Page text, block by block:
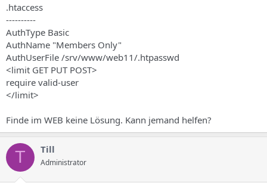
e
s
.htaccess
----------
AuthType Basic
AuthName "Members Only"
AuthUserFile /srv/www/web11/.htpasswd
<limit GET PUT POST>
require valid-user
</limit>
Finde im WEB keine Lösung. Kann jemand helfen?
T Till
Administrator